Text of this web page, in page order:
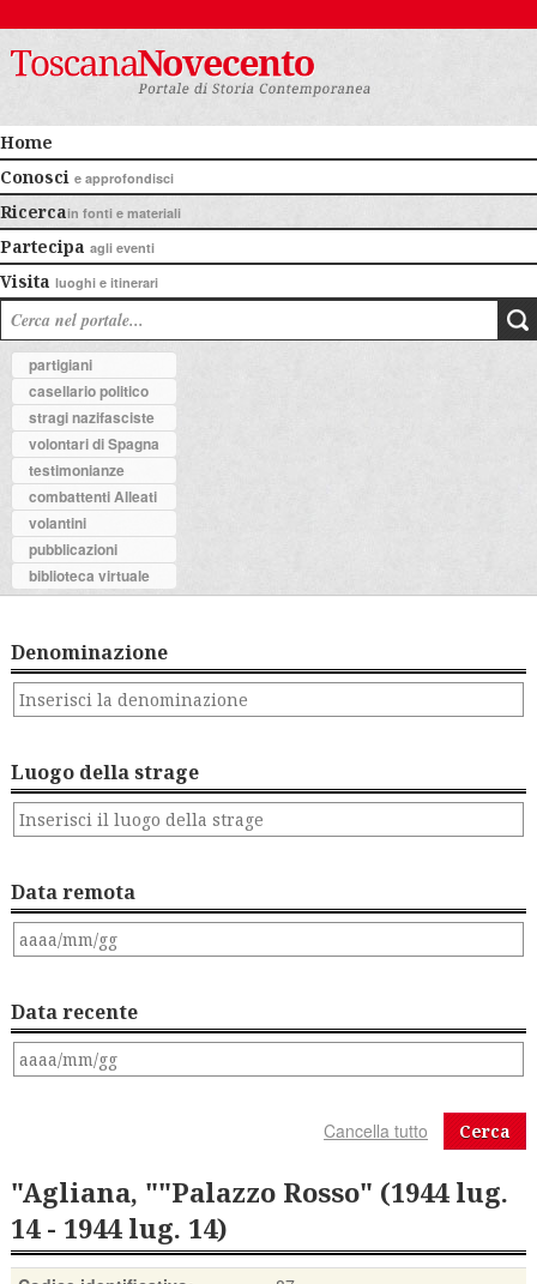
Home
Conosci e approfondisci
Ricercain fonti e materiali
Partecipa agli eventi
Visita luoghi e itinerari
partigiani
casellario politico
stragi nazifasciste
volontari di Spagna
testimonianze
combattenti Alleati
volantini
pubblicazioni
biblioteca virtuale
Denominazione
Luogo della strage
Data remota
Data recente
Cerca
"Agliana, ""Palazzo Rosso" (1944 lug.
14 - 1944 lug. 14)